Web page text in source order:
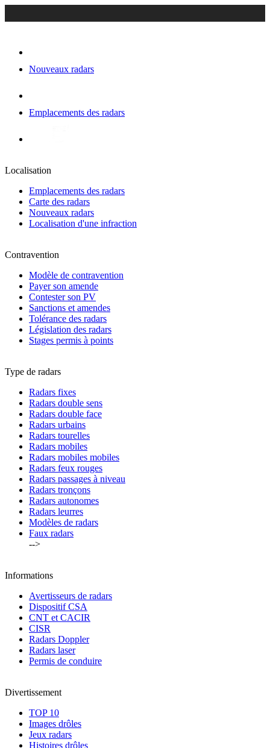
Nouveaux radars
Emplacements des radars
Localisation
Emplacements des radars
Carte des radars
Nouveaux radars
Localisation d'une infraction
Contravention
Modèle de contravention
Payer son amende
Contester son PV
Sanctions et amendes
Tolérance des radars
Législation des radars
Stages permis à points
Type de radars
Radars fixes
Radars double sens
Radars double face
Radars urbains
Radars tourelles
Radars mobiles
Radars mobiles mobiles
Radars feux rouges
Radars passages à niveau
Radars tronçons
Radars autonomes
Radars leurres
Modèles de radars
Faux radars
-->
Informations
Avertisseurs de radars
Dispositif CSA
CNT et CACIR
CISR
Radars Doppler
Radars laser
Permis de conduire
Divertissement
TOP 10
Images drôles
Jeux radars
Histoires drôles